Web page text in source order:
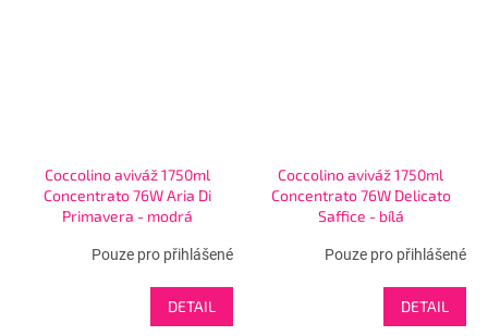
Coccolino aviváž 1750ml
Concentrato 76W Aria Di
Primavera - modrá
Pouze pro přihlášené
DETAIL
Coccolino aviváž 1750ml
Concentrato 76W Delicato
Saffice - bílá
Pouze pro přihlášené
DETAIL